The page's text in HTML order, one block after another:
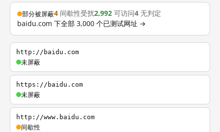
部分被屏蔽4 间歇性受扰2,992 可访问4 无判定
baidu.com 下全部 3,000 个已测试网址 →
http://baidu.com
未屏蔽
https://baidu.com
未屏蔽
http://www.baidu.com
间歇性